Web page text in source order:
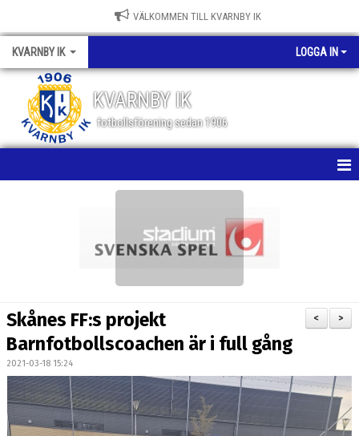
VÄLKOMMEN TILL KVARNBY IK
KVARNBY IK LOGGA IN
KVARNBY IK
fotbollsförening sedan 1906
BILDGALLERI
MEDLEMSKAP
>
<
Skånes FF:s projekt
Barnfotbollscoachen är i full gång
2021-03-18 15:24